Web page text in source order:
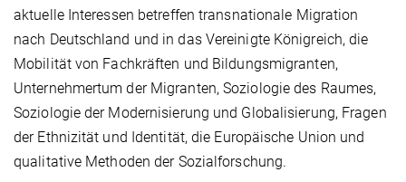
aktuelle Interessen betreffen transnationale Migration
nach Deutschland und in das Vereinigte Königreich, die
Mobilität von Fachkräften und Bildungsmigranten,
Unternehmertum der Migranten, Soziologie des Raumes,
Soziologie der Modernisierung und Globalisierung, Fragen
der Ethnizität und Identität, die Europäische Union und
qualitative Methoden der Sozialforschung.